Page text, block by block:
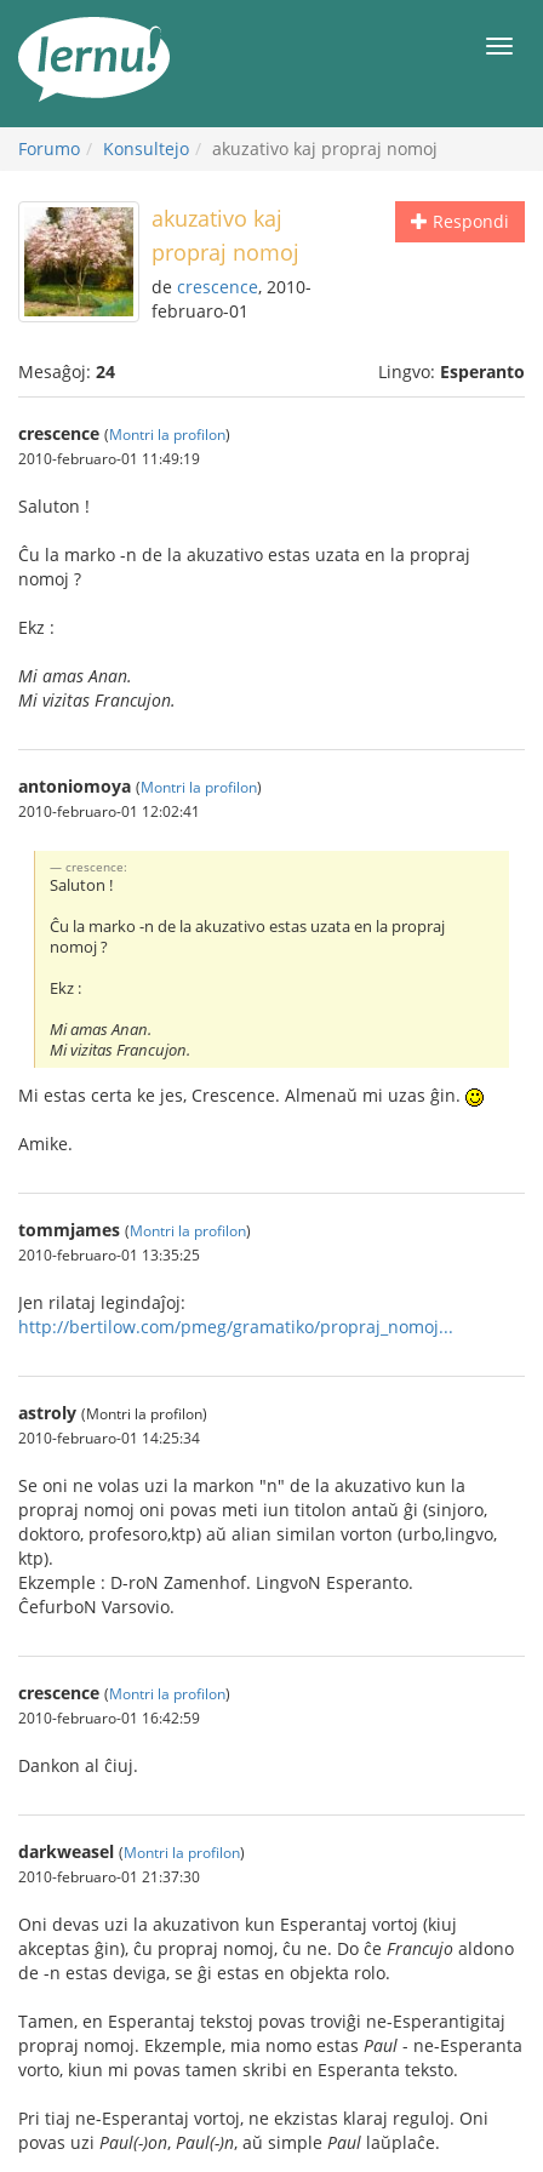
enhavo
Forumo Konsultejo akuzativo kaj propraj nomoj
Respondi
akuzativo kaj
propraj nomoj
de crescence, 2010-
februaro-01
Mesaĝoj: 24 Lingvo: Esperanto
crescence (Montri la profilon)
2010-februaro-01 11:49:19
Saluton !
Ĉu la marko -n de la akuzativo estas uzata en la propraj
nomoj ?
Ekz :
Mi amas Anan.
Mi vizitas Francujon.
antoniomoya (Montri la profilon)
2010-februaro-01 12:02:41
crescence:
Saluton !
Ĉu la marko -n de la akuzativo estas uzata en la propraj
nomoj ?
Ekz :
Mi amas Anan.
Mi vizitas Francujon.
Mi estas certa ke jes, Crescence. Almenaŭ mi uzas ĝin.
Amike.
tommjames (Montri la profilon)
2010-februaro-01 13:35:25
Jen rilataj legindaĵoj:
http://bertilow.com/pmeg/gramatiko/propraj_nomoj...
astroly (Montri la profilon)
2010-februaro-01 14:25:34
Se oni ne volas uzi la markon "n" de la akuzativo kun la
propraj nomoj oni povas meti iun titolon antaŭ ĝi (sinjoro,
doktoro, profesoro,ktp) aŭ alian similan vorton (urbo,lingvo,
ktp).
Ekzemple : D-roN Zamenhof. LingvoN Esperanto.
ĈefurboN Varsovio.
crescence (Montri la profilon)
2010-februaro-01 16:42:59
Dankon al ĉiuj.
darkweasel (Montri la profilon)
2010-februaro-01 21:37:30
Oni devas uzi la akuzativon kun Esperantaj vortoj (kiuj
akceptas ĝin), ĉu propraj nomoj, ĉu ne. Do ĉe Francujo aldono
de -n estas deviga, se ĝi estas en objekta rolo.
Tamen, en Esperantaj tekstoj povas troviĝi ne-Esperantigitaj
propraj nomoj. Ekzemple, mia nomo estas Paul - ne-Esperanta
vorto, kiun mi povas tamen skribi en Esperanta teksto.
Pri tiaj ne-Esperantaj vortoj, ne ekzistas klaraj reguloj. Oni
povas uzi Paul(-)on, Paul(-)n, aŭ simple Paul laŭplaĉe.